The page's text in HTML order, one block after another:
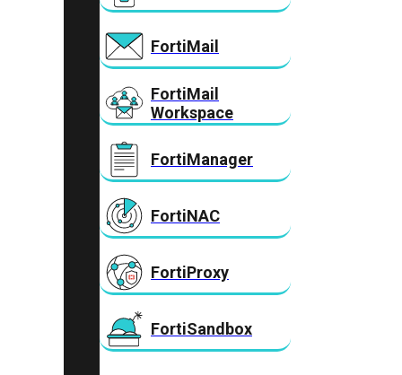
FortiMail
FortiMail
Workspace
FortiManager
FortiNAC
FortiProxy
FortiSandbox